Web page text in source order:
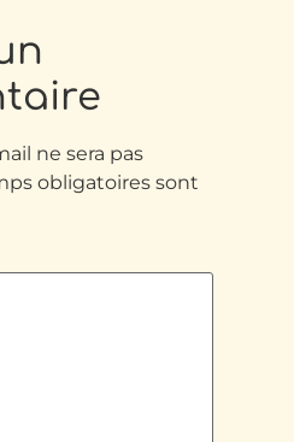
ne sera pas
obligatoires sont